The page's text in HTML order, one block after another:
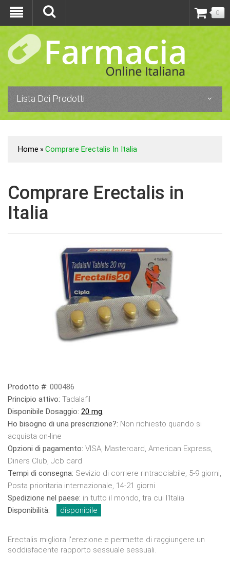
0
Lista Dei Prodotti
Home » Comprare Erectalis In Italia
Comprare Erectalis in
Italia
Prodotto #: 000486
Principio attivo: Tadalafil
Disponibile Dosaggio: 20 mg;
Ho bisogno di una prescrizione?: Non richiesto quando si
acquista on-line
Opzioni di pagamento: VISA, Mastercard, American Express,
Diners Club, Jcb card
Tempi di consegna: Sevizio di corriere rintracciabile, 5-9 giorni,
Posta prioritaria internazionale, 14-21 giorni
Spedizione nel paese: in tutto il mondo, tra cui l'Italia
Disponibilità:
disponibile
Erectalis migliora l'erezione e permette di raggiungere un
soddisfacente rapporto sessuale sessuali.